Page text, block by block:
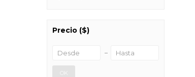
Precio ($)
OK